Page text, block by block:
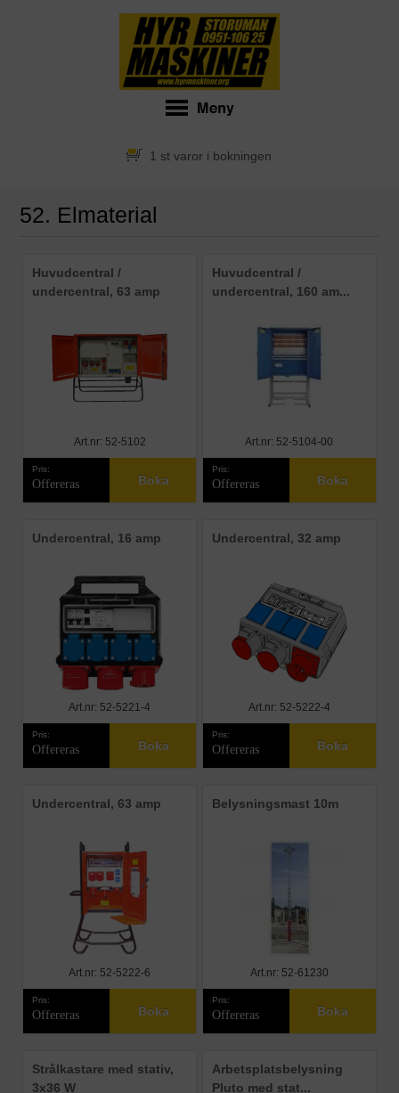
1 st varor i bokningen
52. Elmaterial
Huvudcentral /
undercentral, 63 amp
Art.nr: 52-5102
Pris:
Offereras Boka
Huvudcentral /
undercentral, 160 am...
Art.nr: 52-5104-00
Pris:
Offereras Boka
Undercentral, 16 amp
Art.nr: 52-5221-4
Pris:
Offereras Boka
Undercentral, 32 amp
Art.nr: 52-5222-4
Pris:
Offereras Boka
Undercentral, 63 amp
Art.nr: 52-5222-6
Pris:
Offereras Boka
Belysningsmast 10m
Art.nr: 52-61230
Pris:
Offereras Boka
Strålkastare med stativ,
3x36 W
Arbetsplatsbelysning
Pluto med stat...